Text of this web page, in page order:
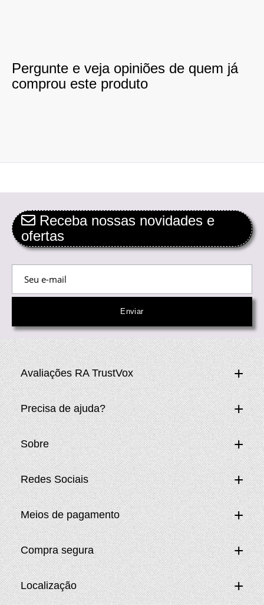
Pergunte e veja opiniões de quem já
comprou este produto
Receba nossas novidades e
ofertas
Avaliações RA TrustVox
Precisa de ajuda?
Sobre
Redes Sociais
Meios de pagamento
Compra segura
Localização